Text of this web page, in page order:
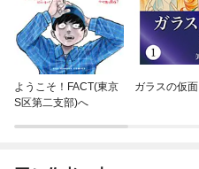
ようこそ！FACT(東京
S区第二支部)へ
ガラスの仮面